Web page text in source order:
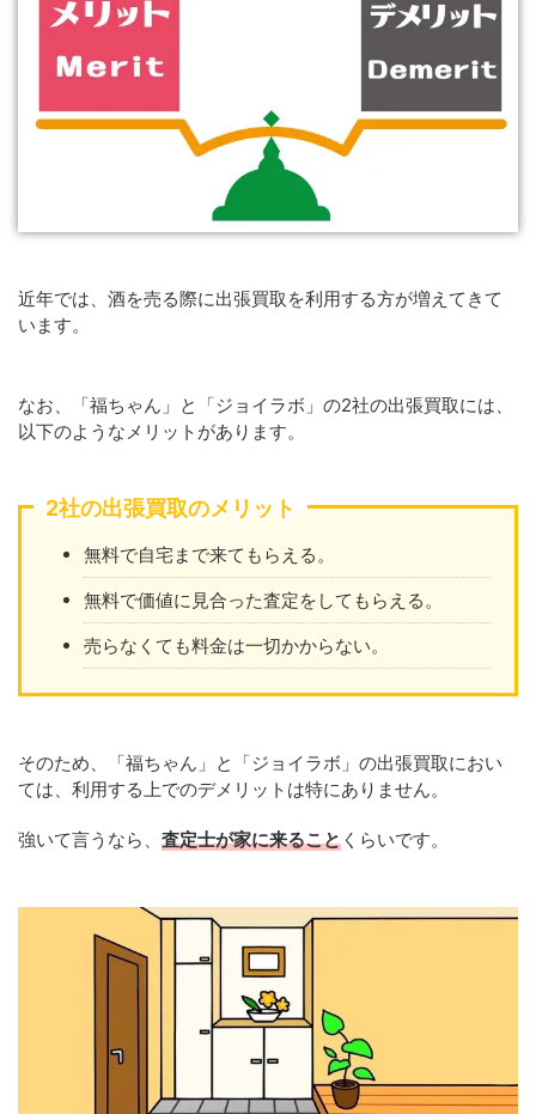
近年では、酒を売る際に出張買取を利用する方が増えてきて
います。
なお、「福ちゃん」と「ジョイラボ」の2社の出張買取には、
以下のようなメリットがあります。
2社の出張買取のメリット
無料で自宅まで来てもらえる。
無料で価値に見合った査定をしてもらえる。
売らなくても料金は一切かからない。
そのため、「福ちゃん」と「ジョイラボ」の出張買取におい
ては、利用する上でのデメリットは特にありません。
強いて言うなら、 査定士が家に来ること くらいです。